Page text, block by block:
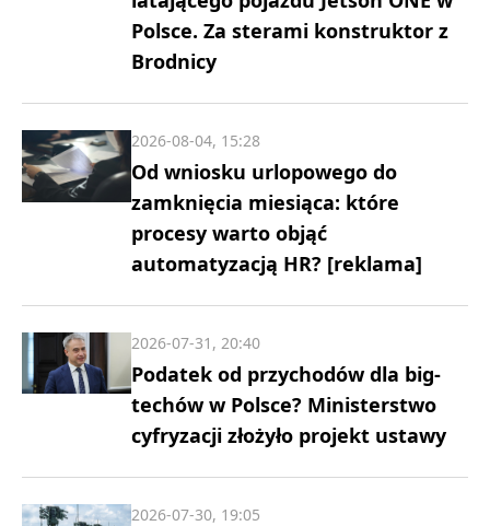
Polsce. Za sterami konstruktor z
Brodnicy
Od wniosku urlopowego do
zamknięcia miesiąca: które
procesy warto objąć
automatyzacją HR? [reklama]
2026-08-04, 15:28
Podatek od przychodów dla big-
techów w Polsce? Ministerstwo
cyfryzacji złożyło projekt ustawy
2026-07-31, 20:40
2026-07-30, 19:05